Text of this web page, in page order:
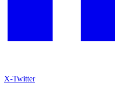
X-Twitter